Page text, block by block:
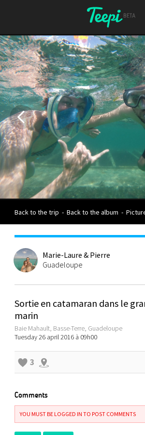
Back to the trip - Back to the album -
Marie-Laure & Pierre
Guadeloupe
Sortie en catamaran dans le
marin
Baie Mahault, Basse-Terre, Guadeloupe
Tuesday 26 april 2016 à 09h00
3
Comments
YOU MUST BE LOGGED IN TO POST COMMENTS